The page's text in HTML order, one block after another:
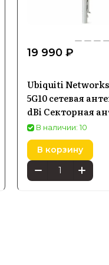
19 990 ₽
Ubiquiti
5G10 сетевая
dBi Секторная
В наличии: 10
В корзину